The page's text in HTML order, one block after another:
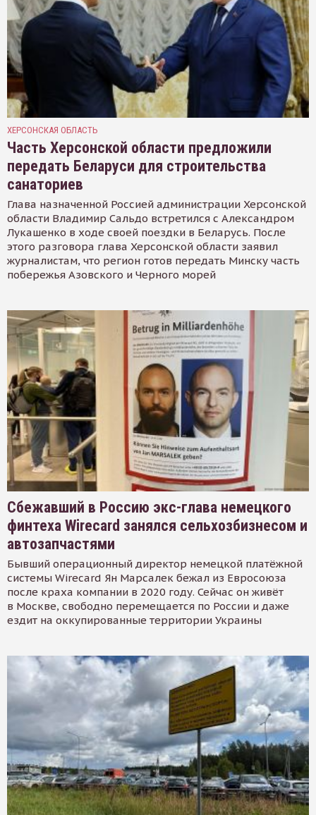
ХЕРСОНСКАЯ ОБЛАСТЬ
Часть Херсонской области предложили
передать Беларуси для строительства
санаториев
Глава назначенной Россией администрации Херсонской
области Владимир Сальдо встретился с Александром
Лукашенко в ходе своей поездки в Беларусь. После
этого разговора глава Херсонской области заявил
журналистам, что регион готов передать Минску часть
побережья Азовского и Черного морей
Сбежавший в Россию экс-глава немецкого
финтеха Wirecard занялся сельхозбизнесом и
автозапчастями
Бывший операционный директор немецкой платёжной
системы Wirecard Ян Марсалек бежал из Евросоюза
после краха компании в 2020 году. Сейчас он живёт
в Москве, свободно перемещается по России и даже
ездит на оккупированные территории Украины